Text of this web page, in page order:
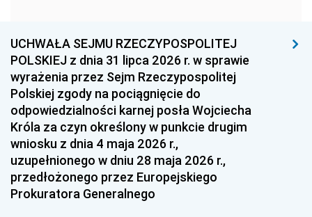
1954 1953 1952
1951 1950 1949
1948 1947
1939 1938 1937
1936 1930
UCHWAŁA SEJMU RZECZYPOSPOLITEJ
POLSKIEJ z dnia 31 lipca 2026 r. w sprawie
wyrażenia przez Sejm Rzeczypospolitej
Polskiej zgody na pociągnięcie do
odpowiedzialności karnej posła Wojciecha
Króla za czyn określony w punkcie drugim
wniosku z dnia 4 maja 2026 r.,
uzupełnionego w dniu 28 maja 2026 r.,
przedłożonego przez Europejskiego
Prokuratora Generalnego